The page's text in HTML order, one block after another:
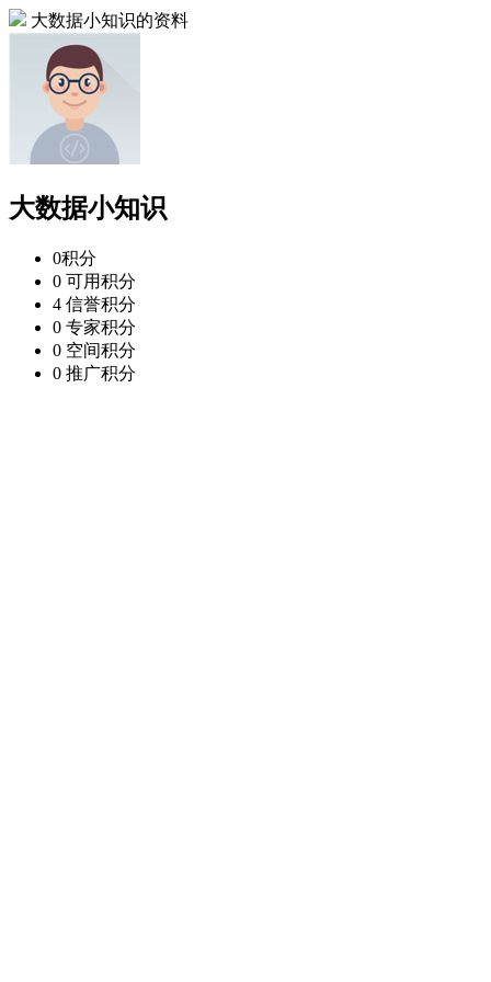
大数据小知识的资料
大数据小知识
0积分
0 可用积分
4 信誉积分
0 专家积分
0 空间积分
0 推广积分